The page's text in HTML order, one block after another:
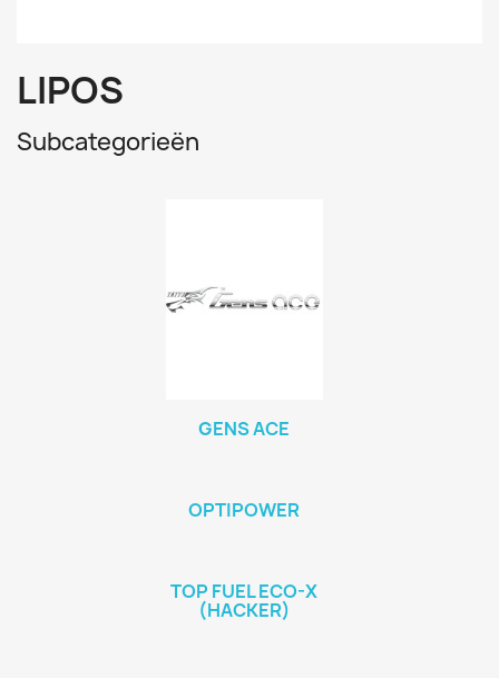
LIPOS
Subcategorieën
GENS ACE
OPTIPOWER
TOP FUEL ECO-X
(HACKER)